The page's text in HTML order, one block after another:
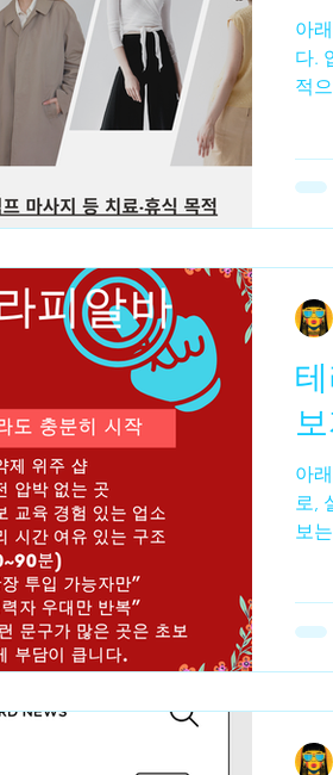
아래는
다.
적
서
의
지
아로마·바
마
인
아
로,
보
했
각
한